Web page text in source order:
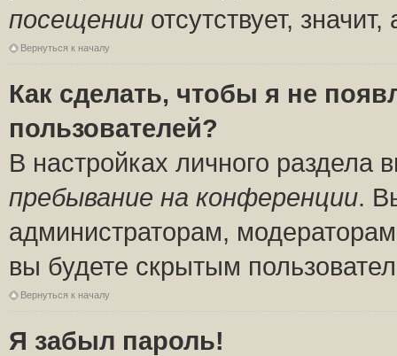
посещении отсутствует,
Вернуться к началу
Как сделать, чтобы я не
пользователей?
В настройках личного
пребывание на конференции.
администраторам,
вы будете скрытым
Вернуться к началу
Я забыл пароль!